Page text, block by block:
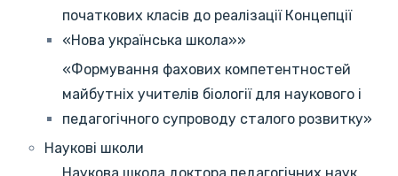
початкових класів до реалізації Концепції
«Нова українська школа»»
«Формування фахових компетентностей
майбутніх учителів біології для наукового і
педагогічного супроводу сталого розвитку»
Наукові школи